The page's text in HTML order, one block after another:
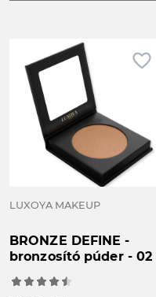
favorite_border
LUXOYA MAKEUP
BRONZE DEFINE -
bronzosító púder - 02